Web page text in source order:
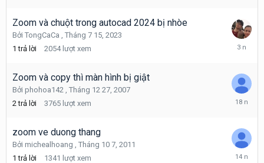
2013
Zoom và chuột trong autocad 2024 bị nhòe
Bởi TongCaCa , Tháng 7 15, 2023
1 trả lời 2054 lượt xem
Tháng
2023
Zoom và copy thì màn hình bị giật
Bởi phohoa142 , Tháng 12 27, 2007
2 trả lời 3765 lượt xem
Tháng
2007
zoom ve duong thang
Bởi michealhoang , Tháng 10 7, 2011
1 trả lời 1341 lượt xem
Tháng